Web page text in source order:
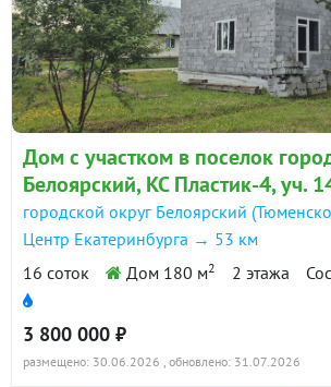
Дом с участком в поселок
Белоярский, КС Пластик-4, уч.
городской округ Белоярский
Центр Екатеринбурга → 53 км
16 соток
Дом 180 м2 2 этажа
3 800 000 ₽
размещено: 30.06.2026 , обновлено: 31.07.2026